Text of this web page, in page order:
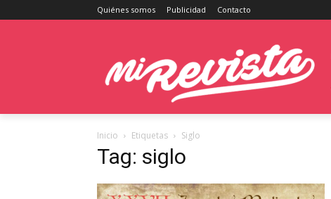
Quiénes somos Publicidad Contacto
Inicio Etiquetas Siglo
Tag: siglo